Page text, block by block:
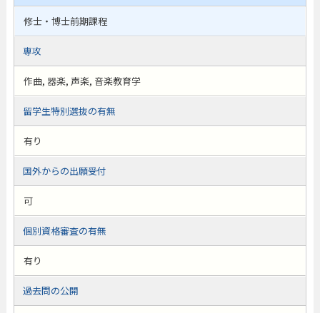
修士・博士前期課程
専攻
作曲, 器楽, 声楽, 音楽教育学
留学生特別選抜の有無
有り
国外からの出願受付
可
個別資格審査の有無
有り
過去問の公開